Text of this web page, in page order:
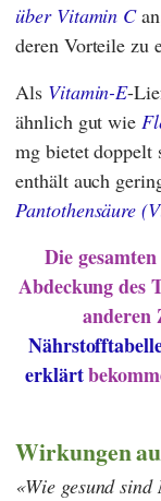
über Vitamin C
deren Vorteile zu
Als Vitamin-E-
ähnlich gut wie
mg bietet
enthält auch
Pantothensäure
Die
Abdeckung des
anderen
erklärt
Wirkungen
Wie gesund sind